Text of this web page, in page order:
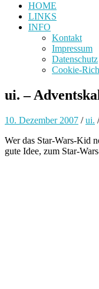
HOME
LINKS
INFO
Kontakt
Impressum
Datenschutz
Cookie-
ui. –
10. Dezember 2007 /ui.
Wer das Star-Wars-Kid
gute Idee, zum Star-